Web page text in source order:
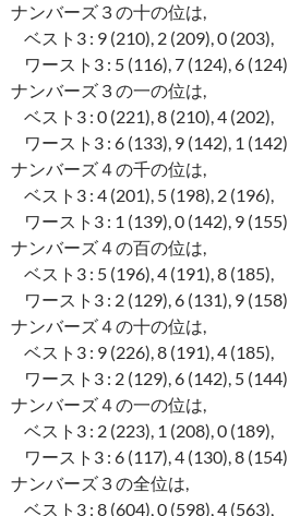
ナンバーズ３の十の位は,
ベスト3 : 9 (210), 2 (209), 0 (203),
ワースト3 : 5 (116), 7 (124), 6 (124)
ナンバーズ３の一の位は,
ベスト3 : 0 (221), 8 (210), 4 (202),
ワースト3 : 6 (133), 9 (142), 1 (142)
ナンバーズ４の千の位は,
ベスト3 : 4 (201), 5 (198), 2 (196),
ワースト3 : 1 (139), 0 (142), 9 (155)
ナンバーズ４の百の位は,
ベスト3 : 5 (196), 4 (191), 8 (185),
ワースト3 : 2 (129), 6 (131), 9 (158)
ナンバーズ４の十の位は,
ベスト3 : 9 (226), 8 (191), 4 (185),
ワースト3 : 2 (129), 6 (142), 5 (144)
ナンバーズ４の一の位は,
ベスト3 : 2 (223), 1 (208), 0 (189),
ワースト3 : 6 (117), 4 (130), 8 (154)
ナンバーズ３の全位は,
ベスト3 : 8 (604), 0 (598), 4 (563),